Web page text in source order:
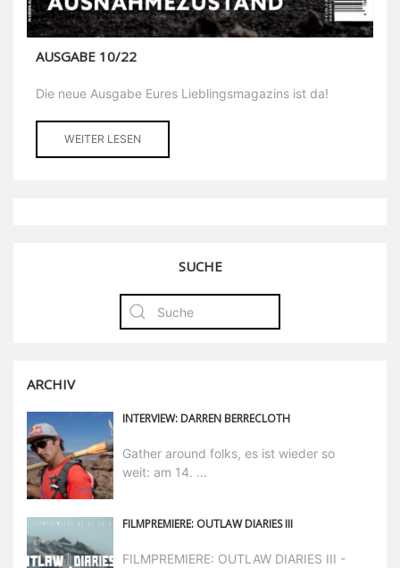
AUSGABE 10/22
Die neue Ausgabe Eures Lieblingsmagazins ist da!
WEITER LESEN
SUCHE
ARCHIV
INTERVIEW: DARREN BERRECLOTH
Gather around folks, es ist wieder so
weit: am 14. ...
FILMPREMIERE: OUTLAW DIARIES III
FILMPREMIERE: OUTLAW DIARIES III -